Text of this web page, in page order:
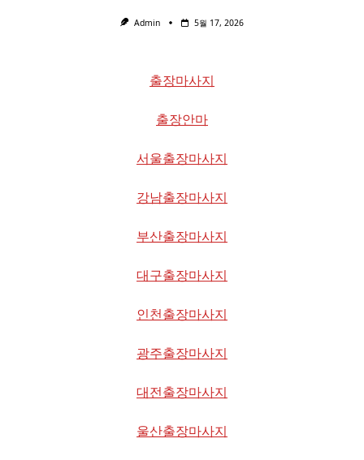
Admin 5월 17, 2026
출장마사지
출장안마
서울출장마사지
강남출장마사지
부산출장마사지
대구출장마사지
인천출장마사지
광주출장마사지
대전출장마사지
울산출장마사지